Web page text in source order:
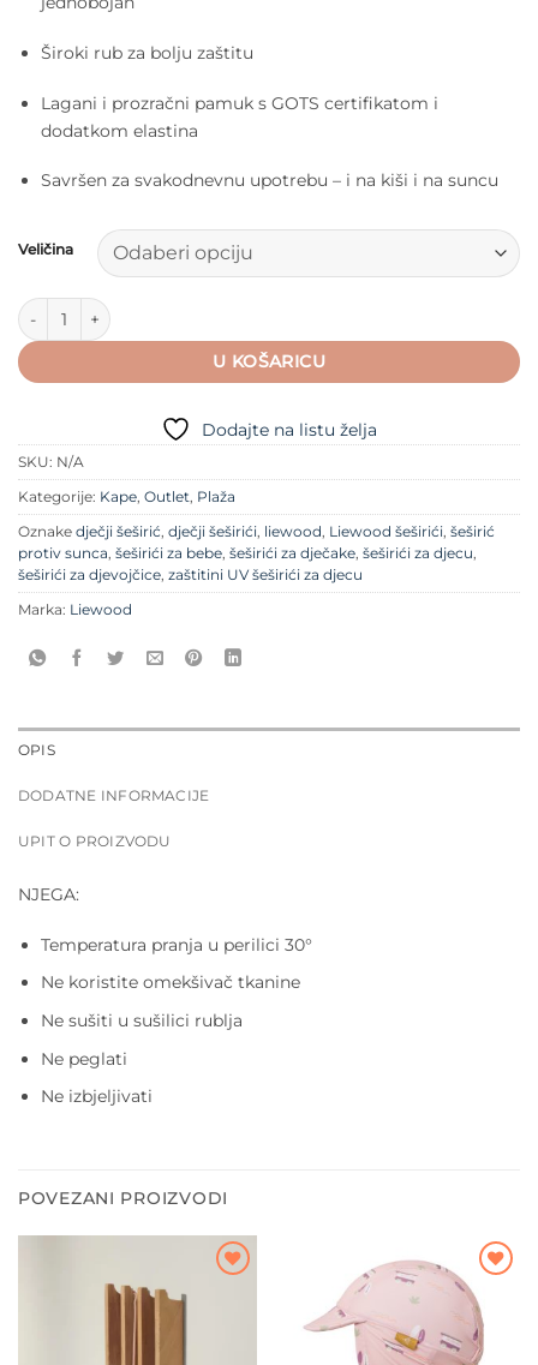
Široki rub za bolju zaštitu
Lagani i prozračni pamuk s GOTS certifikatom i
dodatkom elastina
Savršen za svakodnevnu upotrebu – i na kiši i na suncu
Veličina
Liewood dječji šeširić - Damon količina
U KOŠARICU
Dodajte na listu želja
SKU: N/A
Kategorije: Kape, Outlet, Plaža
Oznake dječji šeširić, dječji šeširići, liewood, Liewood šeširići, šeširić
protiv sunca, šeširići za bebe, šeširići za dječake, šeširići za djecu,
šeširići za djevojčice, zaštitini UV šeširići za djecu
Marka: Liewood
OPIS
DODATNE INFORMACIJE
UPIT O PROIZVODU
NJEGA:
Temperatura pranja u perilici 30°
Ne koristite omekšivač tkanine
Ne sušiti u sušilici rublja
Ne peglati
Ne izbjeljivati
POVEZANI PROIZVODI
Dodajte
na listu
želja